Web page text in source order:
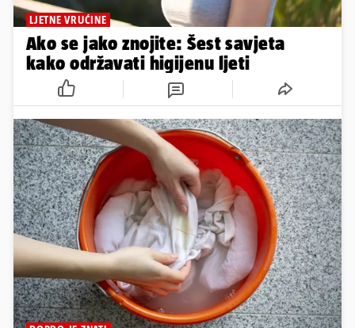
LJETNE VRUĆINE
Ako se jako znojite: Šest savjeta
kako održavati higijenu ljeti